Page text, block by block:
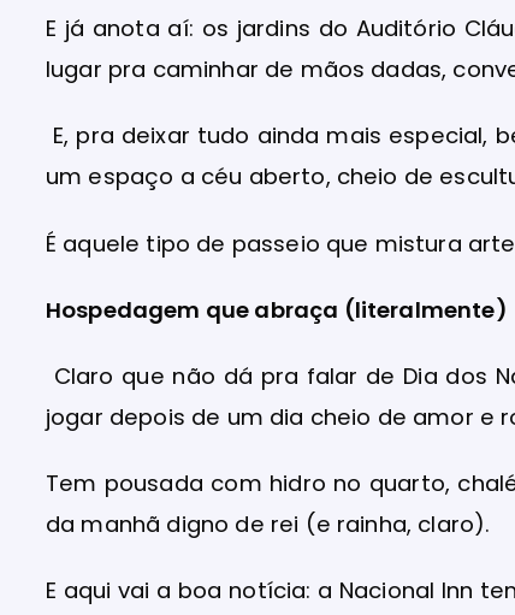
E já anota aí: os jardins do Auditório
lugar pra caminhar de mãos dadas,
E, pra deixar tudo ainda mais especial,
um espaço a céu aberto, cheio de
É aquele tipo de passeio que mistura
Hospedagem que abraça (literalmente)
Claro que não dá pra falar de Dia dos
jogar depois de um dia cheio de amor e
Tem pousada com hidro no quarto,
da manhã digno de rei (e rainha, claro).
E aqui vai a boa notícia: a Nacional Inn